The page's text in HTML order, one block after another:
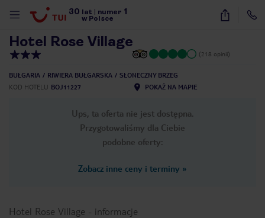
30 lat numer 1
w Polsce
13
Hotel Rose Village
(218 opinii)
BUŁGARIA RIWIERA BUŁGARSKA
SŁONECZNY BRZEG
KOD HOTELU BOJ11227 POKAŻ NA MAPIE
Ups, ta oferta nie jest dostępna.
Przygotowaliśmy dla Ciebie
podobne oferty:
Zobacz inne ceny i terminy »
Hotel Rose Village - informacje